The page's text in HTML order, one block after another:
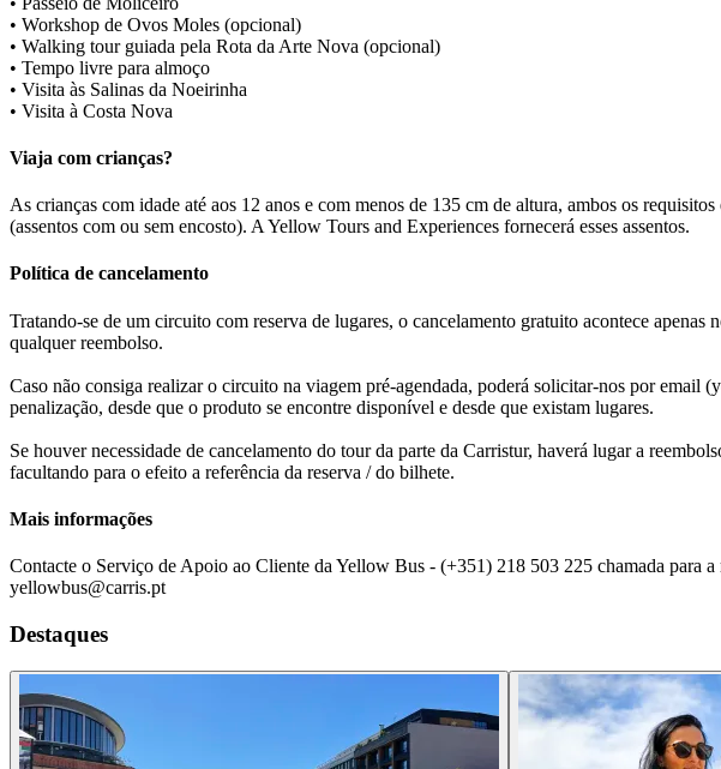
• Workshop de Ovos Moles (opcional)
• Walking tour guiada pela Rota da Arte Nova (opcional)
• Tempo livre para almoço
• Visita às Salinas da Noeirinha
• Visita à Costa Nova
Viaja com crianças?
As crianças com idade até aos 12 anos e com menos de 135 cm de altura, ambos os
(assentos com ou sem encosto). A Yellow Tours and Experiences fornecerá esses assentos.
Política de cancelamento
Tratando-se de um circuito com reserva de lugares, o cancelamento gratuito acontece
qualquer reembolso.
Caso não consiga realizar o circuito na viagem pré-agendada, poderá solicitar-nos por email
penalização, desde que o produto se encontre disponível e desde que existam lugares.
Se houver necessidade de cancelamento do tour da parte da Carristur, haverá lugar a
facultando para o efeito a referência da reserva / do bilhete.
Mais informações
Contacte o Serviço de Apoio ao Cliente da Yellow Bus - (+351) 218 503 225 chamada para
yellowbus@carris.pt
Destaques